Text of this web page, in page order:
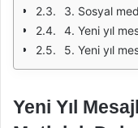
3. Sosyal medya
4. Yeni yıl
5. Yeni yıl
Yeni Yıl